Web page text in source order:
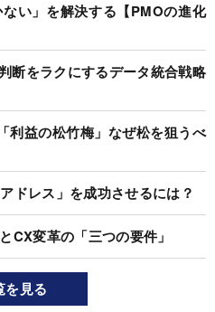
ない」を解決する【PMOの進化
断をラクにするデータ統合戦略
利益の松竹梅」なぜ松を狙うべ
ドレス」を成功させるには？
CX変革の「三つの要件」
を見る